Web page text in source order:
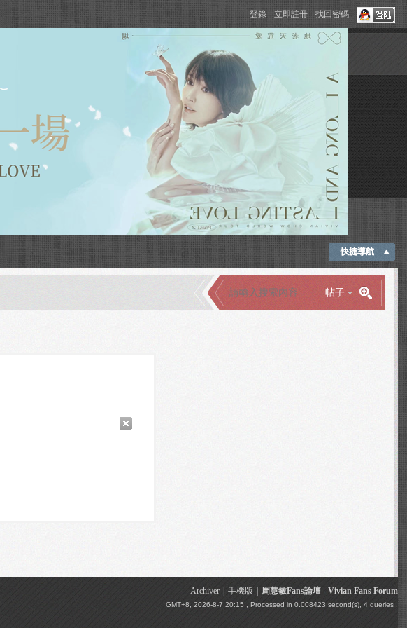
登錄 立即註冊 找回密碼
快捷導航
帖子
Archiver 手機版 周慧敏Fans論壇 - Vivian Fans Forum
GMT+8, 2026-8-7 20:15 , Processed in 0.008423 second(s), 4 queries .